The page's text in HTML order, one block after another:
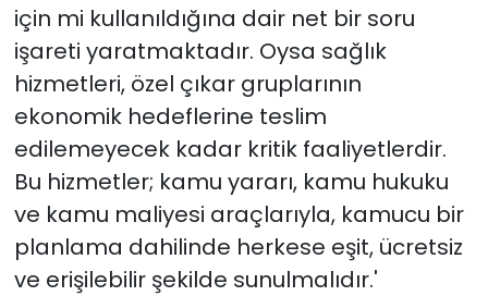
için mi kullanıldığına dair net bir soru
işareti yaratmaktadır. Oysa sağlık
hizmetleri, özel çıkar gruplarının
ekonomik hedeflerine teslim
edilemeyecek kadar kritik faaliyetlerdir.
Bu hizmetler; kamu yararı, kamu hukuku
ve kamu maliyesi araçlarıyla, kamucu bir
planlama dahilinde herkese eşit, ücretsiz
ve erişilebilir şekilde sunulmalıdır.'